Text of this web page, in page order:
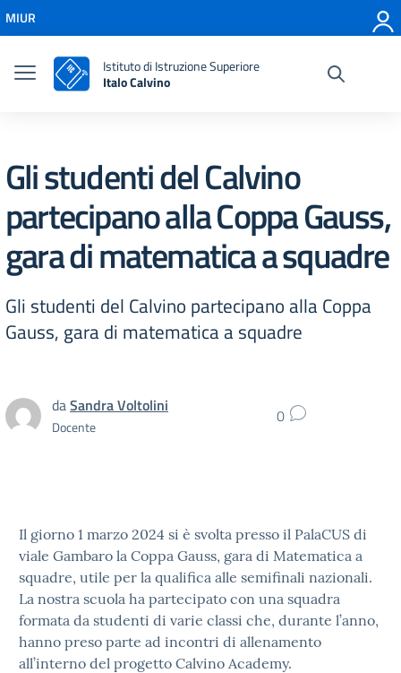
Vai al menu di navigazione
Vai al footer
MIUR
Istituto di Istruzione Superiore
Italo Calvino
Gli studenti del Calvino
partecipano alla Coppa Gauss,
gara di matematica a squadre
Gli studenti del Calvino partecipano alla Coppa
Gauss, gara di matematica a squadre
daSandra Voltolini
Docente 0
Il giorno 1 marzo 2024 si è svolta presso il PalaCUS di
viale Gambaro la Coppa Gauss, gara di Matematica a
squadre, utile per la qualifica alle semifinali nazionali.
La nostra scuola ha partecipato con una squadra
formata da studenti di varie classi che, durante l’anno,
hanno preso parte ad incontri di allenamento
all’interno del progetto Calvino Academy.